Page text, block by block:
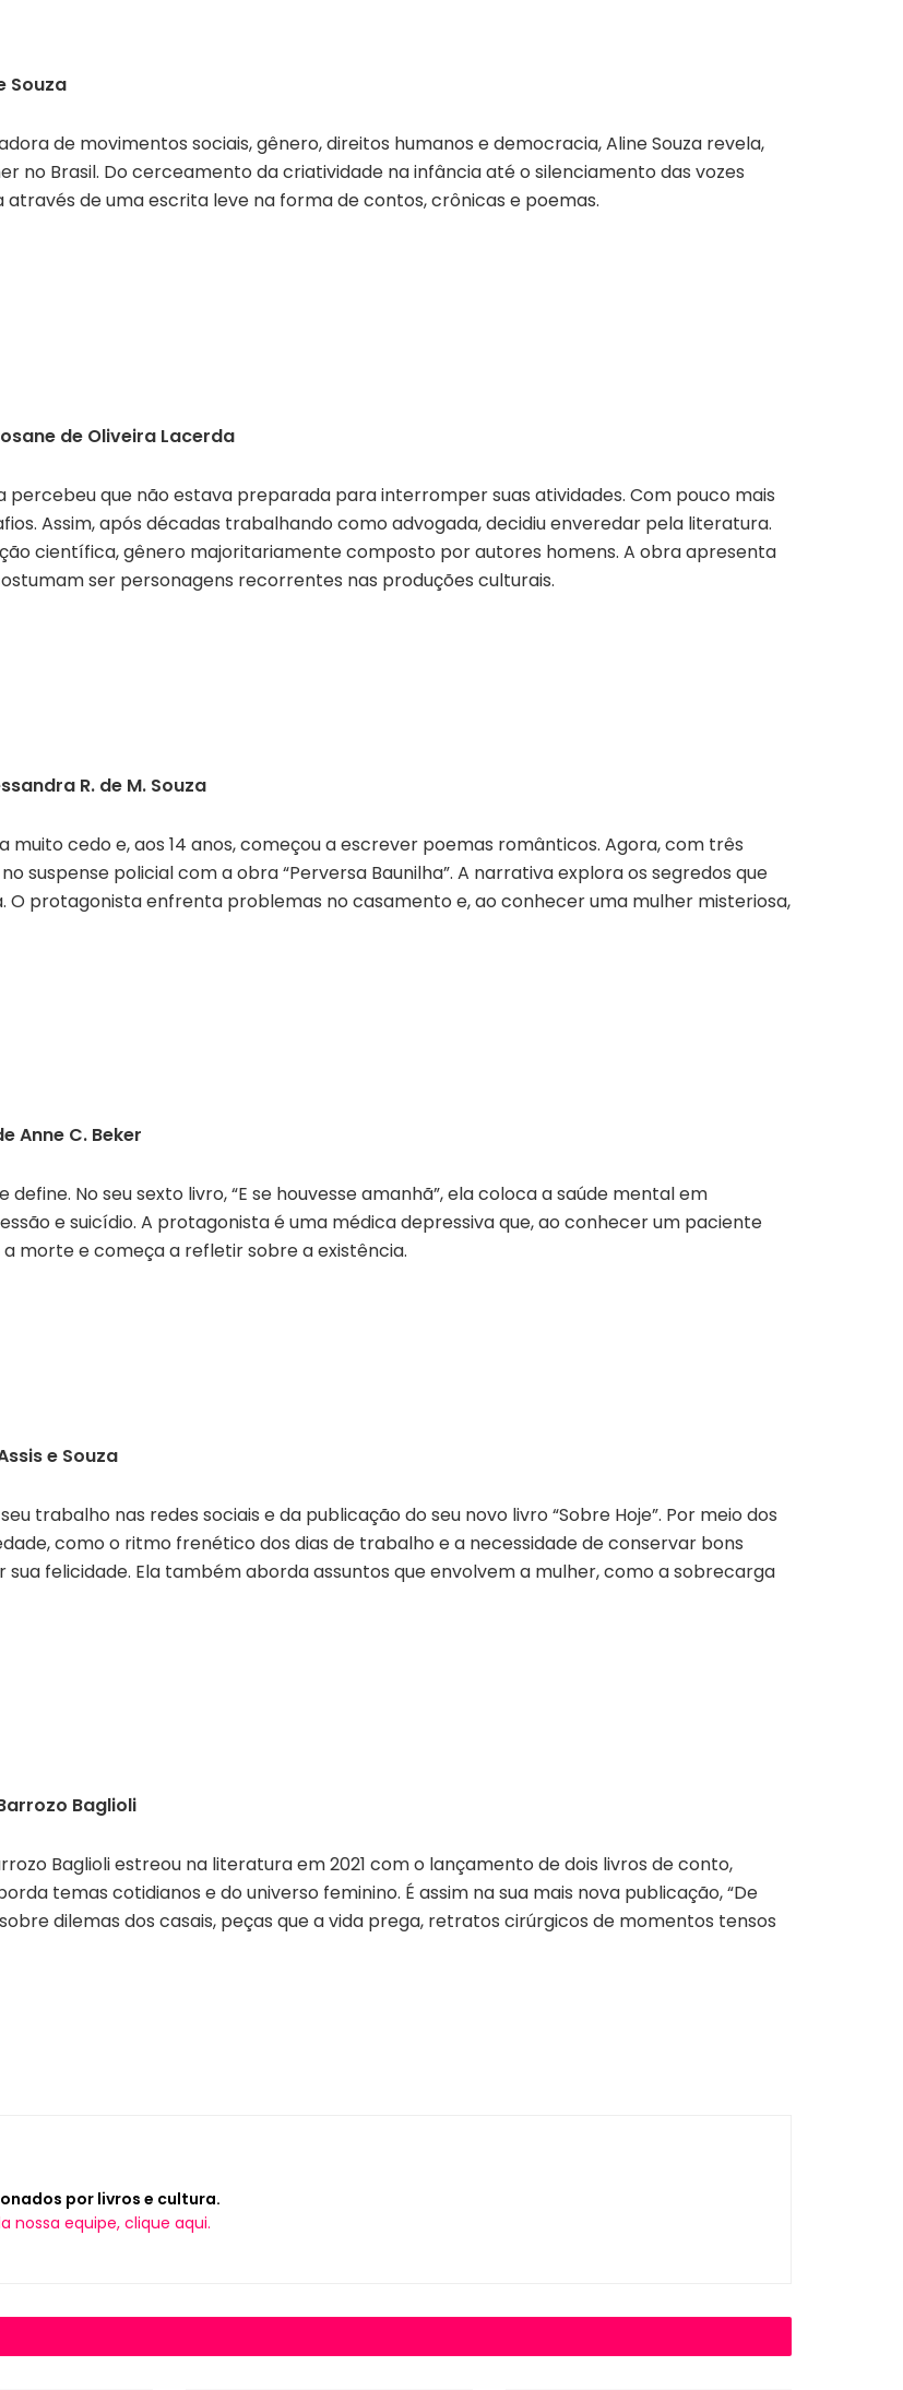
Souza
de movimentos sociais, gênero, direitos humanos e democracia, Aline Souza revela,
no Brasil. Do cerceamento da criatividade na infância até o silenciamento das vozes
de uma escrita leve na forma de contos, crônicas e poemas.
de Oliveira Lacerda
percebeu que não estava preparada para interromper suas atividades. Com pouco mais
Assim, após décadas trabalhando como advogada, decidiu enveredar pela literatura.
científica, gênero majoritariamente composto por autores homens. A obra apresenta
ser personagens recorrentes nas produções culturais.
R. de M. Souza
muito cedo e, aos 14 anos, começou a escrever poemas românticos. Agora, com três
suspense policial com a obra “Perversa Baunilha”. A narrativa explora os segredos que
protagonista enfrenta problemas no casamento e, ao conhecer uma mulher misteriosa,
Anne C. Beker
No seu sexto livro, “E se houvesse amanhã”, ela coloca a saúde mental em
e suicídio. A protagonista é uma médica depressiva que, ao conhecer um paciente
morte e começa a refletir sobre a existência.
e Souza
trabalho nas redes sociais e da publicação do seu novo livro “Sobre Hoje”. Por meio dos
como o ritmo frenético dos dias de trabalho e a necessidade de conservar bons
felicidade. Ela também aborda assuntos que envolvem a mulher, como a sobrecarga
Baglioli
Baglioli estreou na literatura em 2021 com o lançamento de dois livros de conto,
temas cotidianos e do universo feminino. É assim na sua mais nova publicação, “De
dilemas dos casais, peças que a vida prega, retratos cirúrgicos de momentos tensos
por livros e cultura.
nossa equipe, clique aqui.